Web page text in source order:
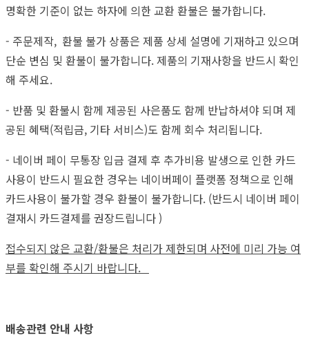
명확한 기준이 없는 하자에 의한 교환 환불은 불가합니다.
- 주문제작, 환불 불가 상품은 제품 상세 설명에 기재하고 있으며
단순 변심 및 환불이 불가합니다. 제품의 기재사항을 반드시 확인
해 주세요.
- 반품 및 환불시 함께 제공된 사은품도 함께 반납하셔야 되며 제
공된 혜택(적립금, 기타 서비스)도 함께 회수 처리됩니다.
- 네이버 페이 무통장 입금 결제 후 추가비용 발생으로 인한 카드
사용이 반드시 필요한 경우는 네이버페이 플랫폼 정책으로 인해
카드사용이 불가할 경우 환불이 불가합니다. (반드시 네이버 페이
결재시 카드결제를 권장드립니다 )
접수되지 않은 교환/환불은 처리가 제한되며 사전에 미리 가능 여
부를 확인해 주시기 바랍니다.
배송관련 안내 사항